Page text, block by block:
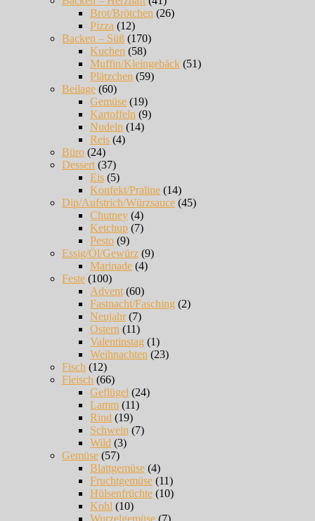
Brot/Brötchen (26)
Pizza (12)
Backen – Süß (170)
Kuchen (58)
Muffin/Kleingebäck (51)
Plätzchen (59)
Beilage (60)
Gemüse (19)
Kartoffeln (9)
Nudeln (14)
Reis (4)
Büro (24)
Dessert (37)
Eis (5)
Konfekt/Praline (14)
Dip/Aufstrich/Würzsauce (45)
Chutney (4)
Ketchup (7)
Pesto (9)
Essig/Öl/Gewürz (9)
Marinade (4)
Feste (100)
Advent (60)
Fastnacht/Fasching (2)
Neujahr(7)
Ostern (11)
Valentinstag (1)
Weihnachten (23)
Fisch (12)
Fleisch (66)
Geflügel (24)
Lamm (11)
Rind (19)
Schwein (7)
Wild (3)
Gemüse (57)
Blattgemüse (4)
Fruchtgemüse (11)
Hülsenfrüchte (10)
Kohl (10)